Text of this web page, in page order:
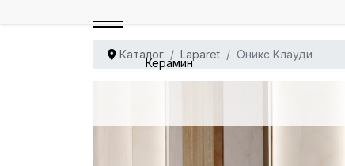
Керамин
Каталог Laparet Оникс Клауди